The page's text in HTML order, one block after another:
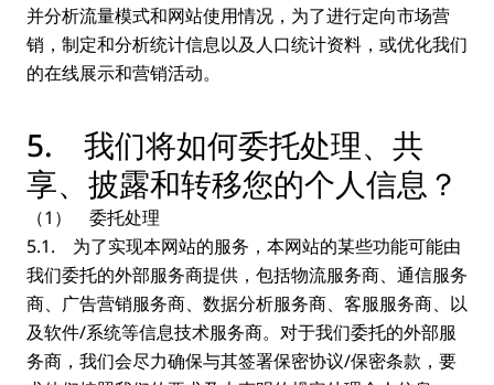
并分析流量模式和网站使用情况，为了进行定向市场营
销，制定和分析统计信息以及人口统计资料，或优化我们
的在线展示和营销活动。
5. 我们将如何委托处理、共
享、披露和转移您的个人信息？
（1） 委托处理
5.1. 为了实现本网站的服务，本网站的某些功能可能由
我们委托的外部服务商提供，包括物流服务商、通信服务
商、广告营销服务商、数据分析服务商、客服服务商、以
及软件/系统等信息技术服务商。对于我们委托的外部服
务商，我们会尽力确保与其签署保密协议/保密条款，要